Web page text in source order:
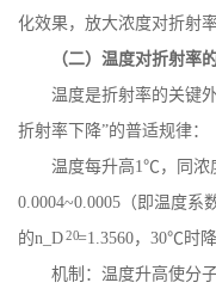
化效果，放大浓度对折射
（二）温度对折射率
温度是折射率的关键
折射率下降”的普适规律：
温度每升高1℃，同浓
0.0004~0.0005 （即温度系
的n_D20=1.3560， 30℃时
机制：温度升高使分